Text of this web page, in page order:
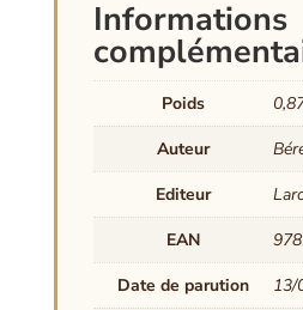
Informations
Poids
Auteur
Editeur
EAN
Date de parution
13/